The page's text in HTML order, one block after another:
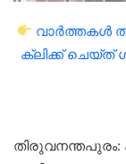
വാർത്തകൾ
ക്ലിക്ക് ചെയ്ത്
തിരുവനന്തപുരം: